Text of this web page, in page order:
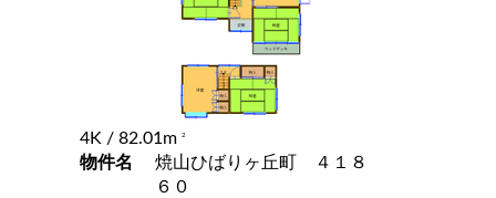
4K / 82.01m 2
物件名
焼山ひばりヶ丘町 ４１８
６０